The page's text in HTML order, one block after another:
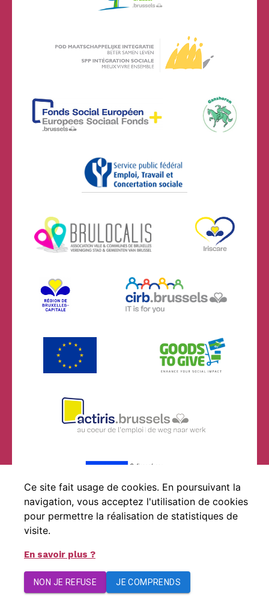
© By Poush
Mentions légales
Ce site fait usage de cookies. En poursuivant la
navigation, vous acceptez l'utilisation de cookies
pour permettre la réalisation de statistiques de
visite.
En savoir plus ?
NON JE REFUSE JE COMPRENDS